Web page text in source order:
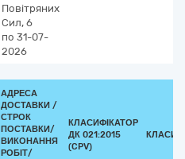
Повітряних
Сил, 6
по 31-07-
2026
АДРЕСА
ДОСТАВКИ /
СТРОК
ПОСТАВКИ/
ВИКОНАННЯ
РОБІТ/
КЛАСИФІКАТОР
ДК 021:2015
(CPV)